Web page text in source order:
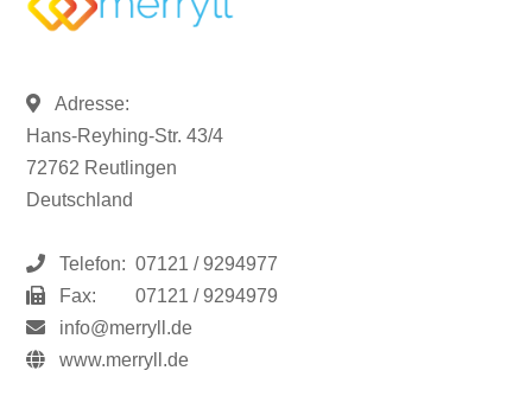
Adresse:
Hans-Reyhing-Str. 43/4
72762 Reutlingen
Deutschland
Telefon: 07121 / 9294977
Fax:
07121 / 9294979
info@merryll.de
www.merryll.de